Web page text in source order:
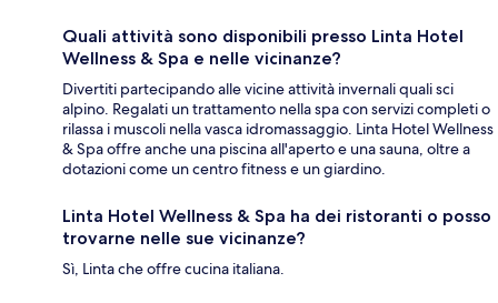
Quali attività sono disponibili presso Linta Hotel
Wellness & Spa e nelle vicinanze?
Divertiti partecipando alle vicine attività invernali quali sci
alpino. Regalati un trattamento nella spa con servizi completi o
rilassa i muscoli nella vasca idromassaggio. Linta Hotel Wellness
& Spa offre anche una piscina all'aperto e una sauna, oltre a
dotazioni come un centro fitness e un giardino.
Linta Hotel Wellness & Spa ha dei ristoranti o posso
trovarne nelle sue vicinanze?
Sì, Linta che offre cucina italiana.